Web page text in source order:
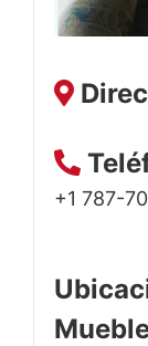
+1 787-